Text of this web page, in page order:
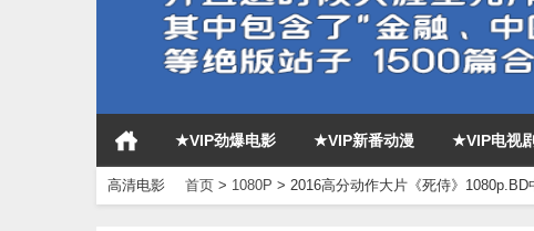
★VIP劲爆电影 ★VIP新番动漫 ★VIP电视剧
高清电影 首页 > 1080P > 2016高分动作大片《死侍》1080p.BD